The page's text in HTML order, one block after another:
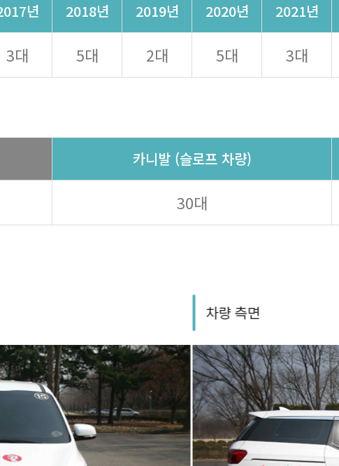
년 2018년 2019년 2020년 2021년
3대 5대 2대 5대 3대
카니발 (슬로프 차량)
30대